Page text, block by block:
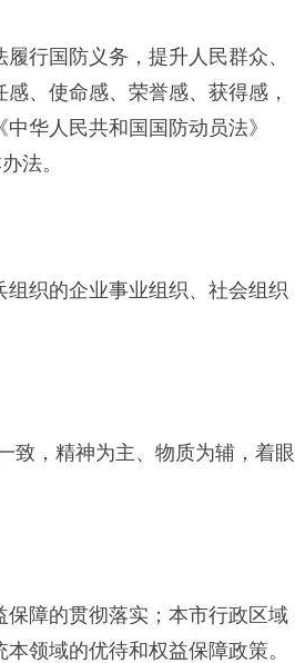
行国防义务，提升人民群众、
、使命感、荣誉感、获得感，
华人民共和国国防动员法》
法。
织的企业事业组织、社会组织
，精神为主、物质为辅，着眼
障的贯彻落实；本市行政区域
领域的优待和权益保障政策。